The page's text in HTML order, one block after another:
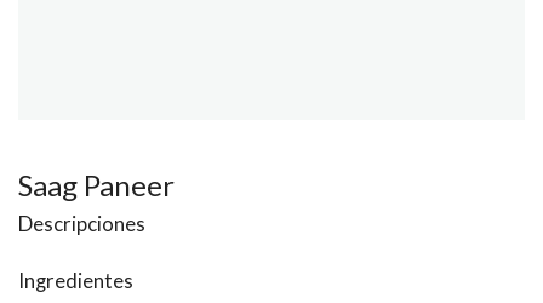
Saag Paneer
Descripciones
Ingredientes